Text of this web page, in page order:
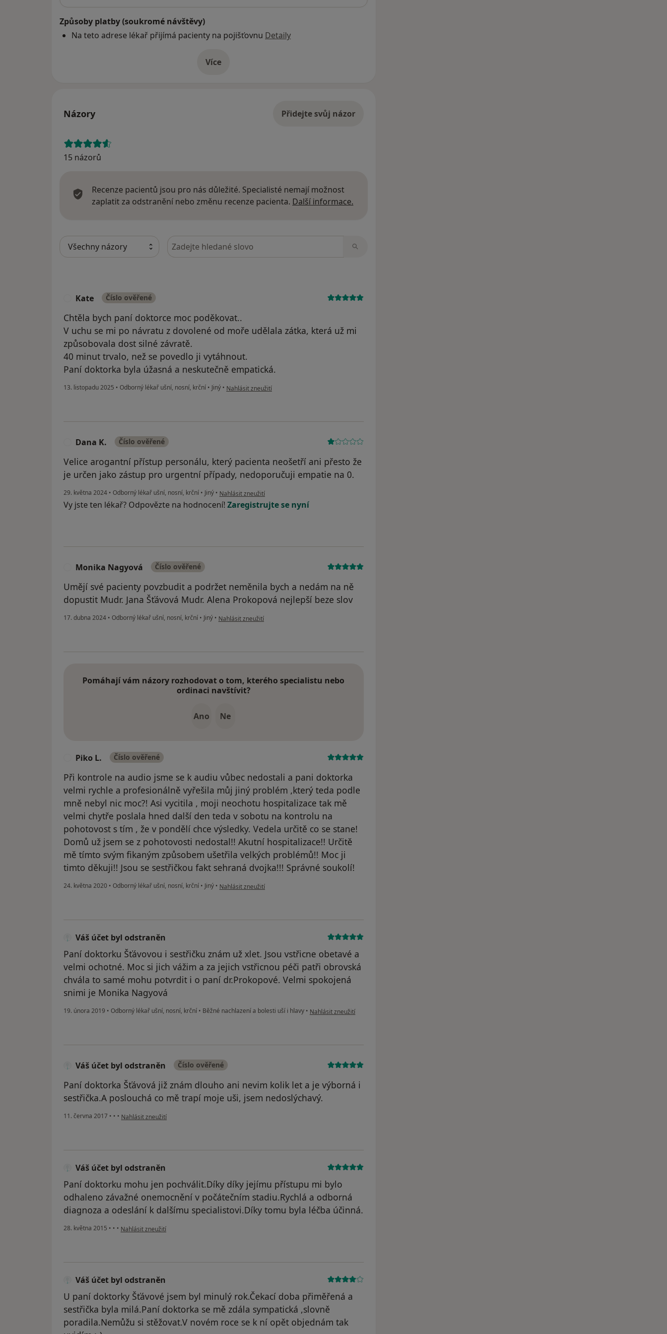
Způsoby platby (soukromé návštěvy)
Na teto adrese lékař přijímá pacienty na pojišťovnu Detaily
Víceo adrese
Názory Přidejte svůj názor
15 názorů
Recenze pacientů jsou pro nás důležité. Specialisté nemají možnost
zaplatit za odstranění nebo změnu recenze pacienta. Další informace.
Hledejte v názorech
Kate Číslo ověřené
Chtěla bych paní doktorce moc poděkovat..
V uchu se mi po návratu z dovolené od moře udělala zátka, která už mi
způsobovala dost silné závratě.
40 minut trvalo, než se povedlo ji vytáhnout.
Paní doktorka byla úžasná a neskutečně empatická.
13. listopadu 2025 • Odborný lékař ušní, nosní, krční • Jiný • podle názoru uživatele Kate
Nahlásit zneužití
Dana K. Číslo ověřené
Velice arogantní přístup personálu, který pacienta neošetří ani přesto že
je určen jako zástup pro urgentní případy, nedoporučuji empatie na 0.
29. května 2024 • Odborný lékař ušní, nosní, krční • Jiný • podle názoru uživatele Dana K.
Nahlásit zneužití
Vy jste ten lékař? Odpovězte na hodnocení! Zaregistrujte se nyní
Monika Nagyová Číslo ověřené
Umějí své pacienty povzbudit a podržet neměnila bych a nedám na ně
dopustit Mudr. Jana Šťávová Mudr. Alena Prokopová nejlepší beze slov
17. dubna 2024 • Odborný lékař ušní, nosní, krční • Jiný • podle názoru uživatele Monika Nagyová
Nahlásit zneužití
Pomáhají vám názory rozhodovat o tom, kterého specialistu nebo
ordinaci navštívit?
Ano Ne
Piko L. Číslo ověřené
Při kontrole na audio jsme se k audiu vůbec nedostali a pani doktorka
velmi rychle a profesionálně vyřešila můj jiný problém ,který teda podle
mně nebyl nic moc?! Asi vycitila , moji neochotu hospitalizace tak mě
velmi chytře poslala hned další den teda v sobotu na kontrolu na
pohotovost s tím , že v pondělí chce výsledky. Vedela určitě co se stane!
Domů už jsem se z pohotovosti nedostal!! Akutní hospitalizace!! Určitě
mě tímto svým fikaným způsobem ušetřila velkých problémů!! Moc ji
timto děkuji!! Jsou se sestřičkou fakt sehraná dvojka!!! Správné soukolí!
24. května 2020 • Odborný lékař ušní, nosní, krční • Jiný • podle názoru uživatele Piko L.
Nahlásit zneužití
Váš účet byl odstraněn
Paní doktorku Šťávovou i sestřičku znám už xlet. Jsou vstřicne obetavé a
velmi ochotné. Moc si jich vážim a za jejich vstřicnou péči patři obrovská
chvála to samé mohu potvrdit i o paní dr.Prokopové. Velmi spokojená
snimi je Monika Nagyová
19. února 2019 • Odborný lékař ušní, nosní, krční • Běžné nachlazení a bolesti uší i hlavy • podle názoru uživatele Váš účet byl odstraněn
Nahlásit zneužití
Váš účet byl odstraněn Číslo ověřené
Paní doktorka Šťávová již znám dlouho ani nevim kolik let a je výborná i
sestřička.A poslouchá co mě trapí moje uši, jsem nedoslýchavý.
11. června 2017 • • • podle názoru uživatele Váš účet byl odstraněn
Nahlásit zneužití
Váš účet byl odstraněn
Paní doktorku mohu jen pochválit.Díky díky jejímu přístupu mi bylo
odhaleno závažné onemocnění v počátečním stadiu.Rychlá a odborná
diagnoza a odeslání k dalšímu specialistovi.Díky tomu byla léčba účinná.
28. května 2015 • • • podle názoru uživatele Váš účet byl odstraněn
Nahlásit zneužití
Váš účet byl odstraněn
U paní doktorky Šťávové jsem byl minulý rok.Čekací doba přiměřená a
sestřička byla milá.Paní doktorka se mě zdála sympatická ,slovně
poradila.Nemůžu si stěžovat.V novém roce se k ní opět objednám tak